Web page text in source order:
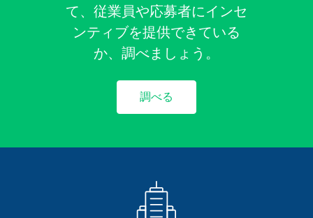
て、従業員や応募者にインセ
ンティブを提供できている
か、調べましょう。
調べる